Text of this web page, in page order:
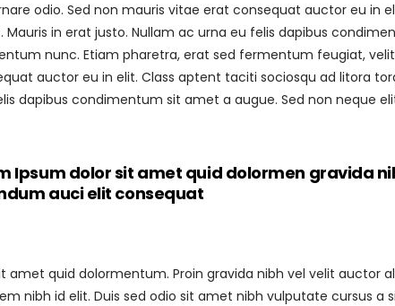
odio. Sed non mauris vitae erat consequat auctor eu in
in erat justo. Nullam ac urna eu felis dapibus
nunc. Etiam pharetra, erat sed fermentum feugiat,
auctor eu in elit. Class aptent taciti sociosqu ad litora
dapibus condimentum sit amet a augue. Sed non neque
Ipsum dolor sit amet quid dolormen gravida
auci elit consequat
amet quid dolormentum. Proin gravida nibh vel velit auctor
nibh id elit. Duis sed odio sit amet nibh vulputate cursus